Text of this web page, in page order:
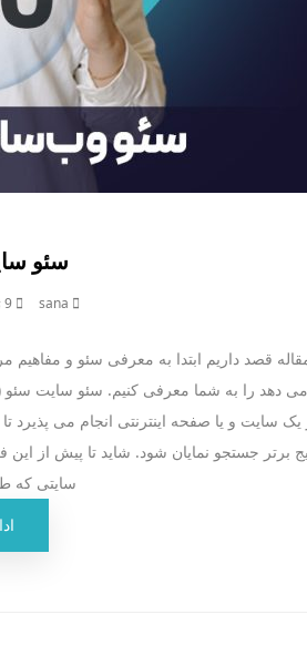
سئو
9 ژوئن 2022
قصد داریم ابتدا به معرفی سئو و
یک سایت و یا صفحه اینترنتی انجام می پذیرد
برتر جستجو نمایان شود. شاید تا پیش از
سایتی که